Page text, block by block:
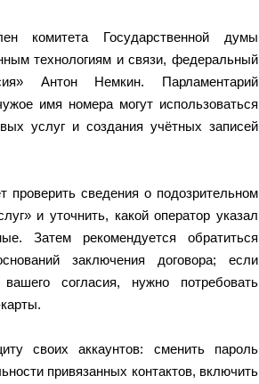
комитета Государственной думы
технологиям и связи, федеральный
Антон Немкин. Парламентарий
имя номера могут использоваться
услуг и создания учётных записей
сведения о подозрительном
и уточнить, какой оператор указал
Затем рекомендуется обратиться
заключения договора; если
согласия, нужно потребовать
своих аккаунтов: сменить пароль
привязанных контактов, включить